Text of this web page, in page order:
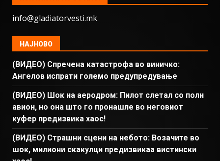
info@gladiatorvesti.mk
НАЈНОВО
(ВИДЕО) Спречена катастрофа во виничко:
Ангелов испрати големо предупредување
(ВИДЕО) Шок на аеродром: Пилот слетал со полн
авион, но она што го пронашле во неговиот
куфер предизвика хаос!
(ВИДЕО) Страшни сцени на небото: Возачите во
шок, милиони скакулци предизвикаа вистински